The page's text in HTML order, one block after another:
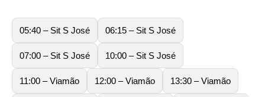
05:40 – Sit S José 06:15 – Sit S José
07:00 – Sit S José 10:00 – Sit S José
11:00 – Viamão 12:00 – Viamão 13:30 – Viamão